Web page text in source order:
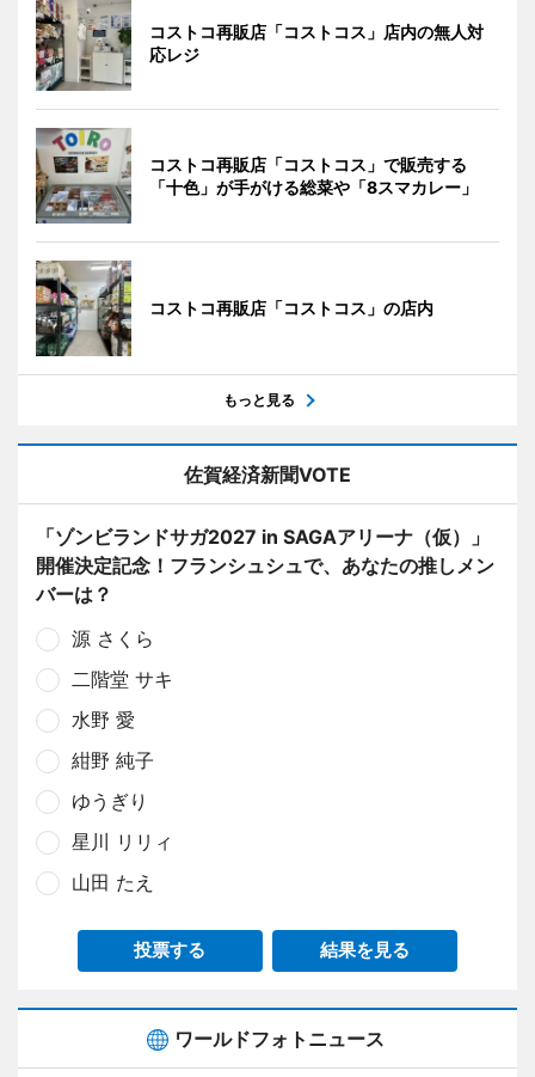
コストコ再販店「コストコス」店内の無人対
応レジ
コストコ再販店「コストコス」で販売する
「十色」が手がける総菜や「8スマカレー」
コストコ再販店「コストコス」の店内
もっと見る
佐賀経済新聞VOTE
「ゾンビランドサガ2027 in SAGAアリーナ（仮）」
開催決定記念！フランシュシュで、あなたの推しメン
バーは？
源 さくら
二階堂 サキ
水野 愛
紺野 純子
ゆうぎり
星川 リリィ
山田 たえ
投票する 結果を見る
ワールドフォトニュース